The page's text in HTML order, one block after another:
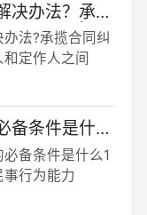
决办法？承揽
长时间？|环球
法?承揽合同纠
定作人之间
备条件是什
程是什么？
备条件是什么1
行为能力